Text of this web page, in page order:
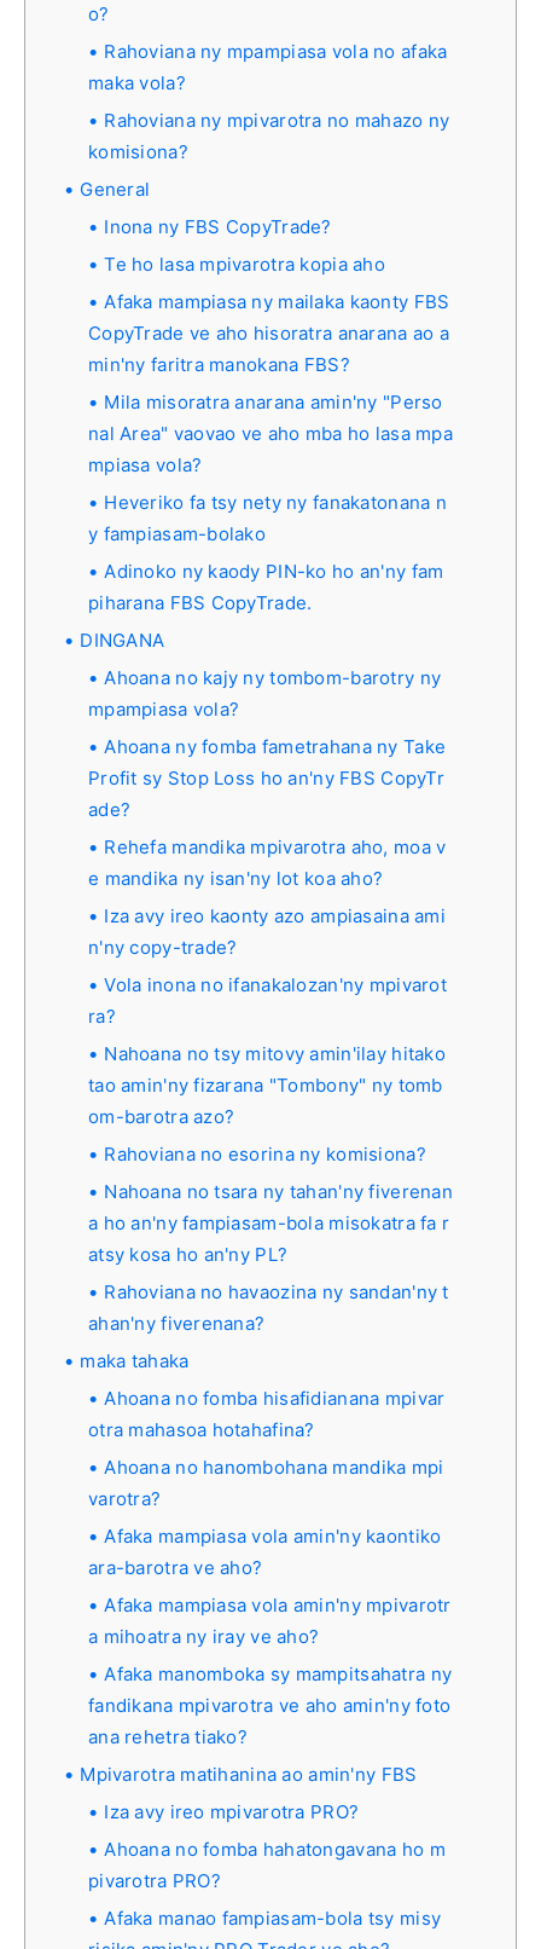
o?
Rahoviana ny mpampiasa vola no afaka
maka vola?
Rahoviana ny mpivarotra no mahazo ny
komisiona?
General
Inona ny FBS CopyTrade?
Te ho lasa mpivarotra kopia aho
Afaka mampiasa ny mailaka kaonty FBS
CopyTrade ve aho hisoratra anarana ao a
min'ny faritra manokana FBS?
Mila misoratra anarana amin'ny "Perso
nal Area" vaovao ve aho mba ho lasa mpa
mpiasa vola?
Heveriko fa tsy nety ny fanakatonana n
y fampiasam-bolako
Adinoko ny kaody PIN-ko ho an'ny fam
piharana FBS CopyTrade.
DINGANA
Ahoana no kajy ny tombom-barotry ny
mpampiasa vola?
Ahoana ny fomba fametrahana ny Take
Profit sy Stop Loss ho an'ny FBS CopyTr
ade?
Rehefa mandika mpivarotra aho, moa v
e mandika ny isan'ny lot koa aho?
Iza avy ireo kaonty azo ampiasaina ami
n'ny copy-trade?
Vola inona no ifanakalozan'ny mpivarot
ra?
Nahoana no tsy mitovy amin'ilay hitako
tao amin'ny fizarana "Tombony" ny tomb
om-barotra azo?
Rahoviana no esorina ny komisiona?
Nahoana no tsara ny tahan'ny fiverenan
a ho an'ny fampiasam-bola misokatra fa r
atsy kosa ho an'ny PL?
Rahoviana no havaozina ny sandan'ny t
ahan'ny fiverenana?
maka tahaka
Ahoana no fomba hisafidianana mpivar
otra mahasoa hotahafina?
Ahoana no hanombohana mandika mpi
varotra?
Afaka mampiasa vola amin'ny kaontiko
ara-barotra ve aho?
Afaka mampiasa vola amin'ny mpivarotr
a mihoatra ny iray ve aho?
Afaka manomboka sy mampitsahatra ny
fandikana mpivarotra ve aho amin'ny foto
ana rehetra tiako?
Mpivarotra matihanina ao amin'ny FBS
Iza avy ireo mpivarotra PRO?
Ahoana no fomba hahatongavana ho m
pivarotra PRO?
Afaka manao fampiasam-bola tsy misy